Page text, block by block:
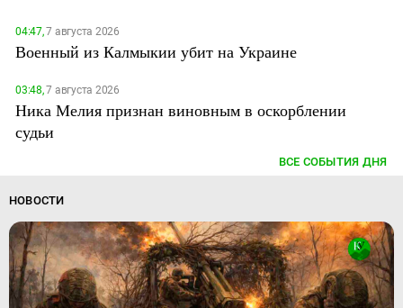
04:47,7 августа 2026
Военный из Калмыкии убит на Украине
03:48,7 августа 2026
Ника Мелия признан виновным в оскорблении
судьи
ВСЕ СОБЫТИЯ ДНЯ
НОВОСТИ